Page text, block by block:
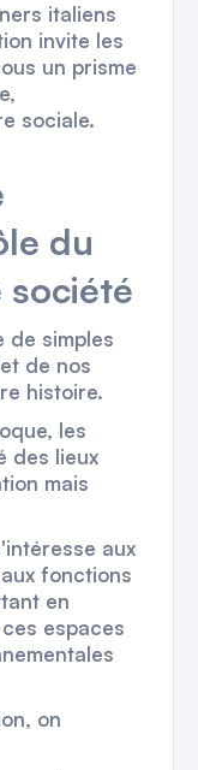
italiens
invite les
un prisme
sociale.
du
société
de simples
de nos
histoire.
les
des lieux
mais
aux
fonctions
en
espaces
on